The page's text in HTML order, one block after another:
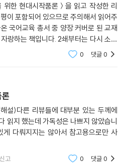
한 현대시작품론＞을 읽고 작성한 리
이 포함되어 있으므로 주의해서 읽어주
랑하는 책입니다. 2쇄부터는 다시 소프
수도 있겠습니다. 역락 총서의 ＜현대
0 댓글0
설)다른 리뷰들에 대부분 있는 두께에
읽지 했는데 가독성은 나쁘지 않았습니
게 다뤄지지는 않아서 참고용으로만 사
신고 0 댓글0